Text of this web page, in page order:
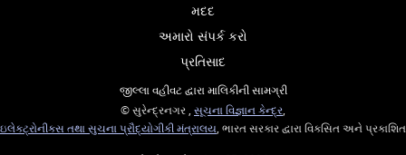
મદદ
અમારો સંપર્ક કરો
પ્રતિસાદ
જીલ્લા વહીવટ દ્વારા માલિકીની સામગ્રી
© સુરેન્દ્રનગર , સૂચના વિજ્ઞાન કેન્દ્ર,
ઇલેક્ટ્રોનીક્સ તથા સુચના પ્રૌદ્યોગીકી મંત્રાલય, ભારત સરકાર દ્વારા વિકસિત અને પ્રકાશિત